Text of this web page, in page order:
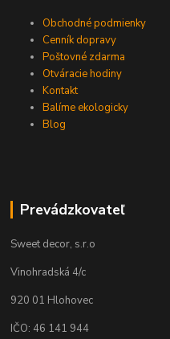
Obchodné podmienky
Cenník dopravy
Poštovné zdarma
Otváracie hodiny
Kontakt
Balíme ekologicky
Blog
Prevádzkovateľ
Sweet decor, s.r.o
Vinohradská 4/c
920 01 Hlohovec
IČO: 46 141 944